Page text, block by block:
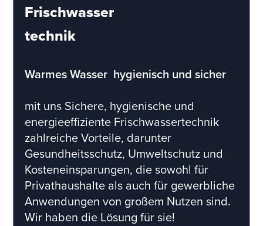
Frischwasser
technik
Warmes Wasser  hygienisch und sicher
mit uns Sichere, hygienische und
energieeffiziente Frischwassertechnik
zahlreiche Vorteile, darunter
Gesundheitsschutz, Umweltschutz und
Kosteneinsparungen, die sowohl für
Privathaushalte als auch für gewerbliche
Anwendungen von großem Nutzen sind.
Wir haben die Lösung für sie!